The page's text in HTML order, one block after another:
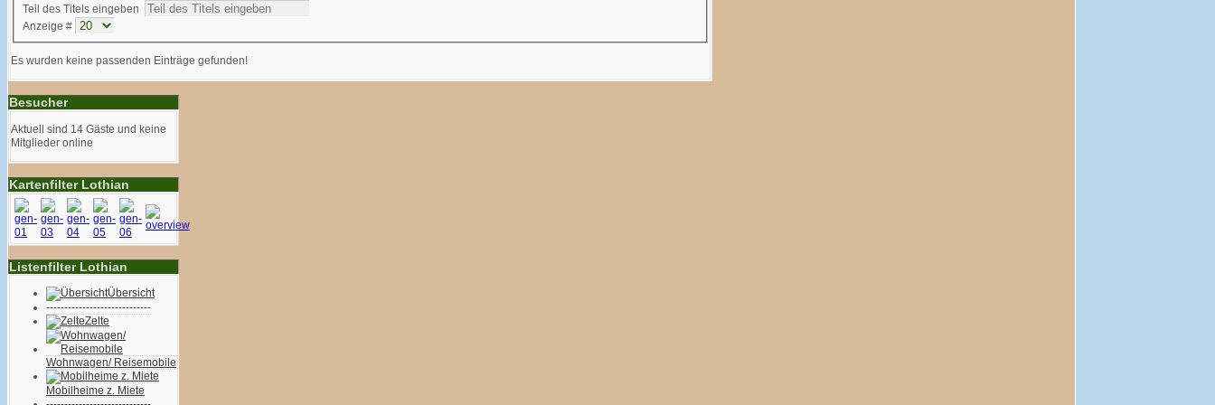
Teil des Titels eingeben
Anzeige #
Es wurden keine passenden Einträge gefunden!
Besucher
Aktuell sind 14 Gäste und keine
Mitglieder online
Kartenfilter Lothian
Listenfilter Lothian
Übersicht
-----------------------------
Zelte
Wohnwagen/ Reisemobile
Mobilheime z. Miete